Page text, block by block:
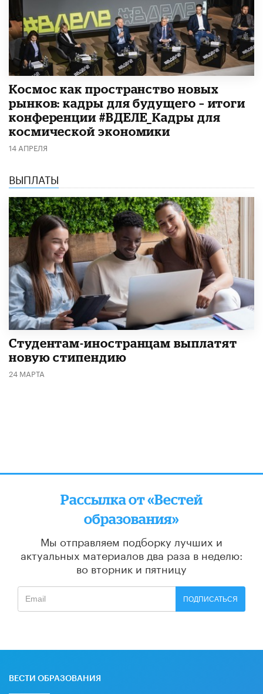
Космос как пространство новых
рынков: кадры для будущего – итоги
конференции #ВДЕЛЕ_Кадры для
космической экономики
14 АПРЕЛЯ
ВЫПЛАТЫ
Студентам-иностранцам выплатят
новую стипендию
24 МАРТА
Рассылка от «Вестей
образования»
Мы отправляем подборку лучших и
актуальных материалов два раза в неделю:
во вторник и пятницу
ПОДПИСАТЬСЯ
ВЕСТИ ОБРАЗОВАНИЯ